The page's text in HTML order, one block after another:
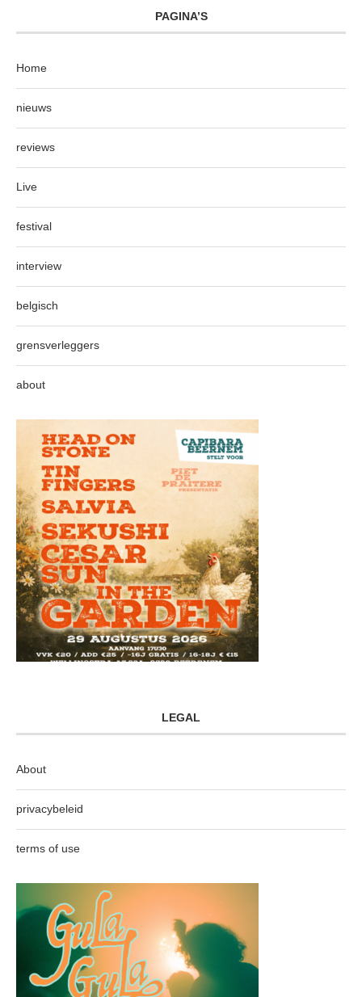
PAGINA’S
Home
nieuws
reviews
Live
festival
interview
belgisch
grensverleggers
about
LEGAL
About
privacybeleid
terms of use